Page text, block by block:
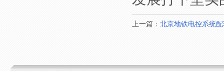
上一篇： 北京地铁电控系统